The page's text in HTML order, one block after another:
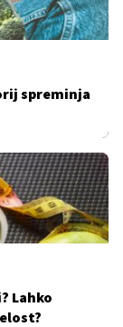
spreminja
Lahko